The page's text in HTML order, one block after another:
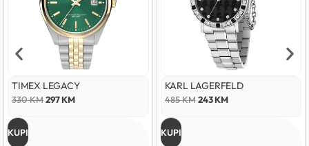
TIMEX LEGACY
330KM297KM
KUPI
KARL LAGERFELD
485KM 243KM
KUPI